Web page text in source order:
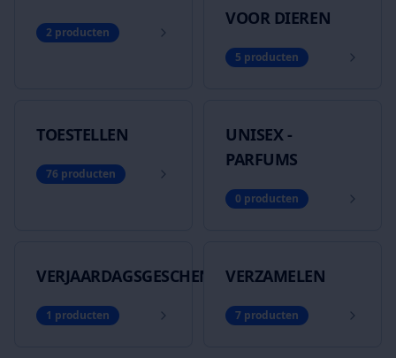
2 producten
VOOR DIEREN
5 producten
TOESTELLEN
76 producten
UNISEX -
PARFUMS
0 producten
VERJAARDAGSGESCHENKEN
1 producten
VERZAMELEN
7 producten